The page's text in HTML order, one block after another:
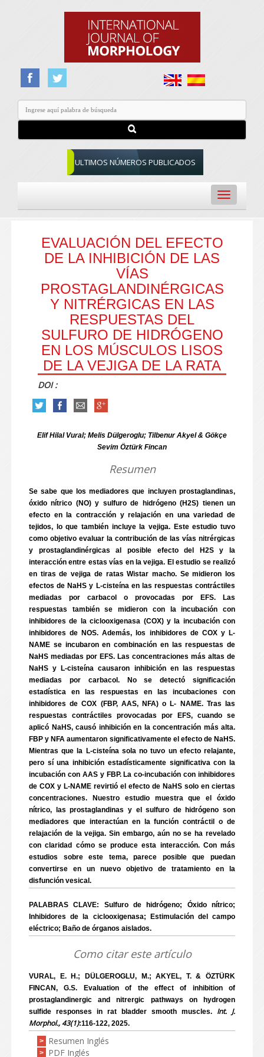
ULTIMOS NÚMEROS PUBLICADOS
Toggle
navigation
EVALUACIÓN DEL EFECTO
DE LA INHIBICIÓN DE LAS
VÍAS
PROSTAGLANDINÉRGICAS
Y NITRÉRGICAS EN LAS
RESPUESTAS DEL
SULFURO DE HIDRÓGENO
EN LOS MÚSCULOS LISOS
DE LA VEJIGA DE LA RATA
DOI :
Elif Hilal Vural; Melis Dülgeroglu; Tilbenur Akyel & Gökçe
Sevim Öztürk Fincan
Resumen
Se sabe que los mediadores que incluyen prostaglandinas,
óxido nítrico (NO) y sulfuro de hidrógeno (H2S) tienen un
efecto en la contracción y relajación en una variedad de
tejidos, lo que también incluye la vejiga. Este estudio tuvo
como objetivo evaluar la contribución de las vías nitrérgicas
y prostaglandinérgicas al posible efecto del H2S y la
interacción entre estas vías en la vejiga. El estudio se realizó
en tiras de vejiga de ratas Wistar macho. Se midieron los
efectos de NaHS y L-cisteína en las respuestas contráctiles
mediadas por carbacol o provocadas por EFS. Las
respuestas también se midieron con la incubación con
inhibidores de la ciclooxigenasa (COX) y la incubación con
inhibidores de NOS. Además, los inhibidores de COX y L-
NAME se incubaron en combinación en las respuestas de
NaHS mediadas por EFS. Las concentraciones más altas de
NaHS y L-cisteína causaron inhibición en las respuestas
mediadas por carbacol. No se detectó significación
estadística en las respuestas en las incubaciones con
inhibidores de COX (FBP, AAS, NFA) o L- NAME. Tras las
respuestas contráctiles provocadas por EFS, cuando se
aplicó NaHS, causó inhibición en la concentración más alta.
FBP y NFA aumentaron significativamente el efecto de NaHS.
Mientras que la L-cisteína sola no tuvo un efecto relajante,
pero sí una inhibición estadísticamente significativa con la
incubación con AAS y FBP. La co-incubación con inhibidores
de COX y L-NAME revirtió el efecto de NaHS solo en ciertas
concentraciones. Nuestro estudio muestra que el óxido
nítrico, las prostaglandinas y el sulfuro de hidrógeno son
mediadores que interactúan en la función contráctil o de
relajación de la vejiga. Sin embargo, aún no se ha revelado
con claridad cómo se produce esta interacción. Con más
estudios sobre este tema, parece posible que puedan
convertirse en un nuevo objetivo de tratamiento en la
disfunción vesical.
PALABRAS CLAVE: Sulfuro de hidrógeno; Óxido nítrico;
Inhibidores de la ciclooxigenasa; Estimulación del campo
eléctrico; Baño de órganos aislados.
Como citar este artículo
VURAL, E. H.; DÜLGEROGLU, M.; AKYEL, T. & ÖZTÜRK
FINCAN, G.S. Evaluation of the effect of inhibition of
prostaglandinergic and nitrergic pathways on hydrogen
sulfide responses in rat bladder smooth muscles. Int. J.
Morphol., 43(1):116-122, 2025.
> Resumen Inglés
> PDF Inglés